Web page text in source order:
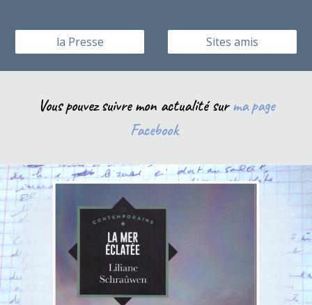
la Presse Sites amis
Vous pouvez suivre mon actualité surma page
Facebook